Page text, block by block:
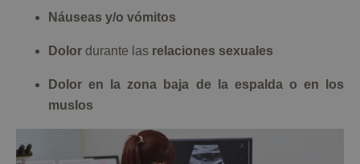
Náuseas y/o vómitos
Dolor durante las relaciones sexuales
Dolor en la zona baja de la espalda o en los
muslos